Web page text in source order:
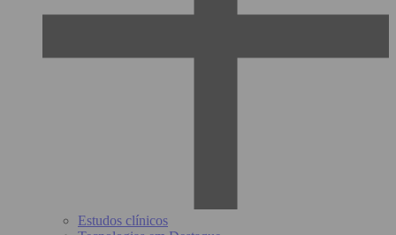
Estudos clínicos